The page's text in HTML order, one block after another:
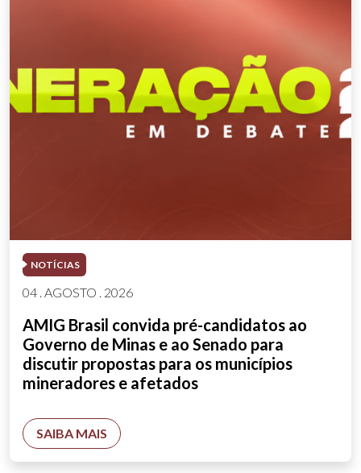
NOTÍCIAS
04 . AGOSTO . 2026
AMIG Brasil convida pré-candidatos ao
Governo de Minas e ao Senado para
discutir propostas para os municípios
mineradores e afetados
SAIBA MAIS